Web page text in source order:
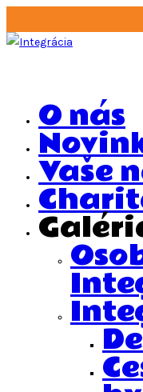
to
O nás
Vaše